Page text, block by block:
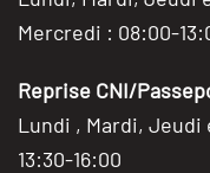
Mercredi : 08:00-
Reprise CNI/
Lundi , Mardi,
13:30-16:00